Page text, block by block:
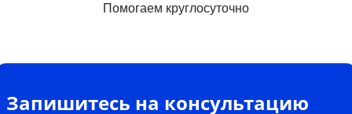
Помогаем круглосуточно
Запишитесь на консультацию